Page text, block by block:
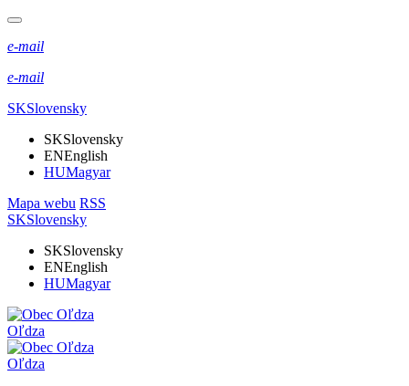
e-mail
e-mail
SKSlovensky
SKSlovensky
ENEnglish
HUMagyar
Mapa webu RSS
SKSlovensky
SKSlovensky
ENEnglish
HUMagyar
Oľdza
Oľdza